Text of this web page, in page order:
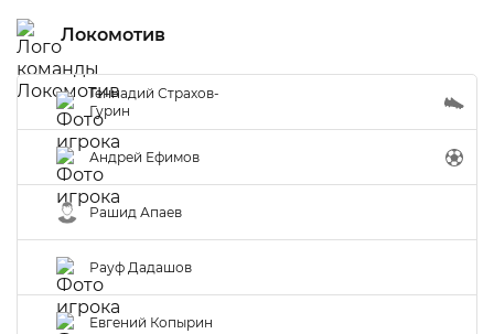
Локомотив
Геннадий Страхов-
Гурин
Андрей Ефимов
Рашид Апаев
Рауф Дадашов
Евгений Копырин